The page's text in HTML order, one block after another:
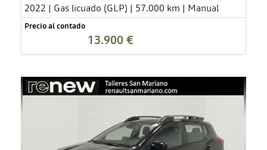
2022 | Gas licuado (GLP) | 57.000 km | Manual
Precio al contado
13.900 €